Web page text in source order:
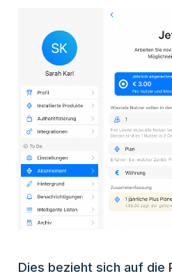
Dies bezieht sich auf die